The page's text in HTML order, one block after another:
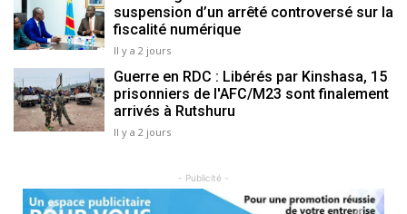
suspension d’un arrêté controversé sur la
fiscalité numérique
Il y a 2 jours
Guerre en RDC : Libérés par Kinshasa, 15
prisonniers de l'AFC/M23 sont finalement
arrivés à Rutshuru
Il y a 2 jours
- Publicité -